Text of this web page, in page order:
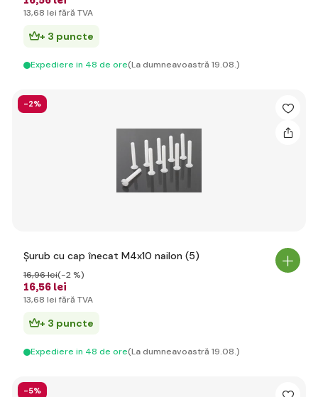
13,68 lei fără TVA
+ 3 puncte
Expediere in 48 de ore(La dumneavoastră 19.08.)
-2%
Șurub cu cap înecat M4x10 nailon (5)
16,56 lei
16,96 lei(-2 %)
13,68 lei fără TVA
+ 3 puncte
Expediere in 48 de ore(La dumneavoastră 19.08.)
-5%